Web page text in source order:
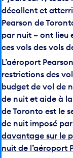
décollent et
Pearson de
par nuit – ont lieu
ces vols des vols
L’aéroport
restrictions des
budget de vol de
de nuit et aide à
de Toronto est le
de nuit imposé
davantage sur le
nuit de l’aéroport